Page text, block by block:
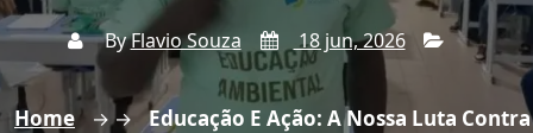
ByFlavio Souza 18 jun, 2026
Home → →
Educação E Ação: A Nossa Luta Contra